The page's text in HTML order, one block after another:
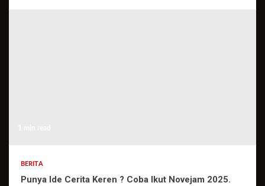
BERITA
Punya Ide Cerita Keren ? Coba Ikut Novejam 2025.